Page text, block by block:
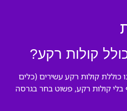
קולות רקע?
כוללת קולות רקע עשירים (כלים
בלי קולות רקע, פשוט בחר בגרסה